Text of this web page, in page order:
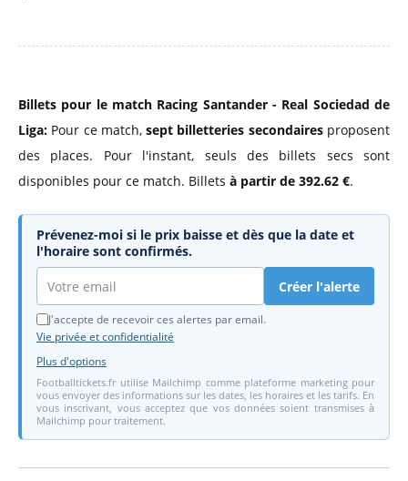
Billets pour le match Racing Santander - Real Sociedad de
Liga: Pour ce match,sept billetteries secondairesproposent
des places. Pour l'instant, seuls des billets secs sont
disponibles pour ce match. Billets à partir de 392.62 €.
Prévenez-moi si le prix baisse et dès que la date et
l'horaire sont confirmés.
Créer l'alerte
J'accepte de recevoir ces alertes par email.
Vie privée et confidentialité
Plus d'options
Footballtickets.fr utilise Mailchimp comme plateforme marketing pour
vous envoyer des informations sur les dates, les horaires et les tarifs. En
vous inscrivant, vous acceptez que vos données soient transmises à
Mailchimp pour traitement.